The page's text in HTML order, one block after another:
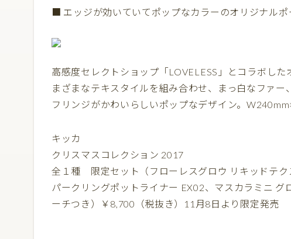
■ エッジが効いていてポップなカラーのオリジナルポ
高感度セレクトショップ「LOVELESS」とコラボし
まざまなテキスタイルを組み合わせ、まっ白なファー
フリンジがかわいらしいポップなデザイン。
キッカ
クリスマスコレクション 2017
全１種 限定セット（フローレスグロウ リキッドテク
パークリングポットライナー EX02、マスカラミニ グ
ーチつき）￥8,700（税抜き）11月8日より限定発売